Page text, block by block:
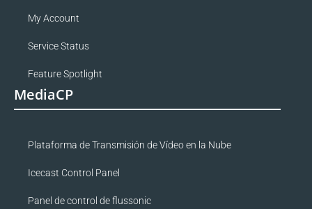
My Account
Service Status
Feature Spotlight
MediaCP
Plataforma de Transmisión de Vídeo en la Nube
Icecast Control Panel
Panel de control de flussonic